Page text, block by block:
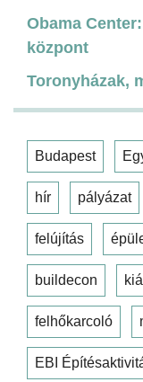
Obama
központ
Toronyházak,
Budapest
hír pályázat
felújítás
buildecon
felhőkarcoló
EBI